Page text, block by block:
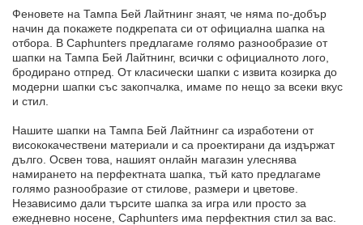
Феновете на Тампа Бей Лайтнинг знаят, че няма по-добър
начин да покажете подкрепата си от официална шапка на
отбора. В Caphunters предлагаме голямо разнообразие от
шапки на Тампа Бей Лайтнинг, всички с официалното лого,
бродирано отпред. От класически шапки с извита козирка до
модерни шапки със закопчалка, имаме по нещо за всеки вкус
и стил.
Нашите шапки на Тампа Бей Лайтнинг са изработени от
висококачествени материали и са проектирани да издържат
дълго. Освен това, нашият онлайн магазин улеснява
намирането на перфектната шапка, тъй като предлагаме
голямо разнообразие от стилове, размери и цветове.
Независимо дали търсите шапка за игра или просто за
ежедневно носене, Caphunters има перфектния стил за вас.